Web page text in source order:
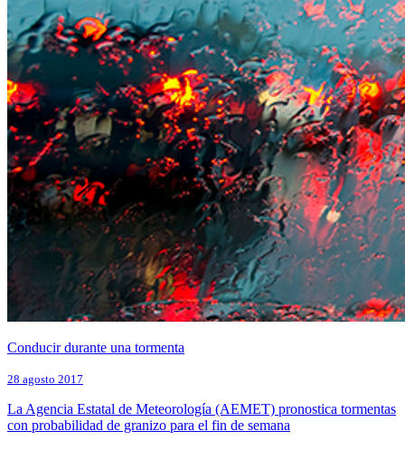
Conducir durante una tormenta
28 agosto 2017
La Agencia Estatal de Meteorología (AEMET) pronostica tormentas
con probabilidad de granizo para el fin de semana